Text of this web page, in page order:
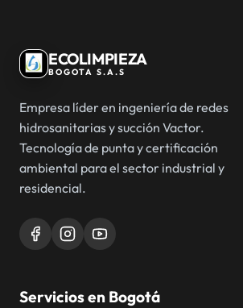
ECOLIMPIEZA
BOGOTA S.A.S
Empresa líder en ingeniería de redes
hidrosanitarias y succión Vactor.
Tecnología de punta y certificación
ambiental para el sector industrial y
residencial.
Servicios en Bogotá